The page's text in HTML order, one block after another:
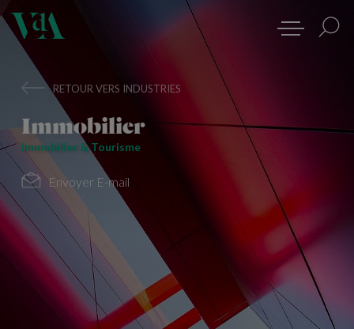
RETOUR VERS INDUSTRIES
Immobilier
Immobilier & Tourisme
Envoyer E-mail